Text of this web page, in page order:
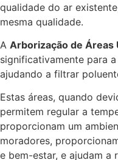
qualidade do ar
mesma qualidade.
A Arborização de Áreas
significativamente para
ajudando a filtrar
Estas áreas, quando
permitem regular a
proporcionam um
moradores,
e bem-estar, e ajudam a